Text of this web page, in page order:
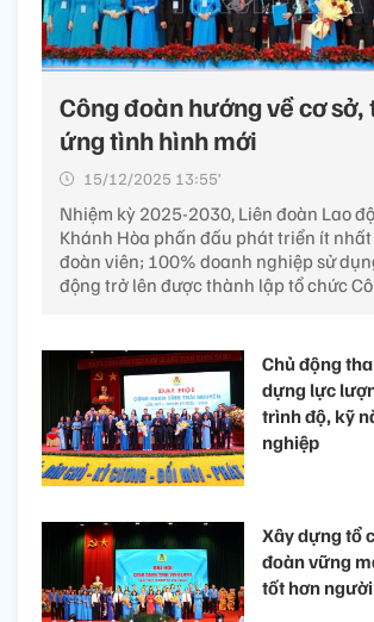
Công đoàn hướng về cơ sở,
ứng tình hình mới
15/12/2025 13:55’
Nhiệm kỳ 2025-2030, Liên đoàn Lao
Khánh Hòa phấn đấu phát triển ít
đoàn viên; 100% doanh nghiệp sử
động trở lên được thành lập tổ chức
Chủ động
dựng lực
trình độ, kỹ
nghiệp
Xây dựng tổ
đoàn vững
tốt hơn